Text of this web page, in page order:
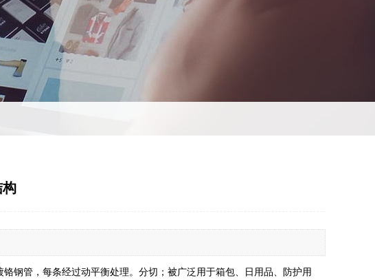
钢管，每条经过动平衡处理。分切；被广泛用于箱包、日用品、防护用